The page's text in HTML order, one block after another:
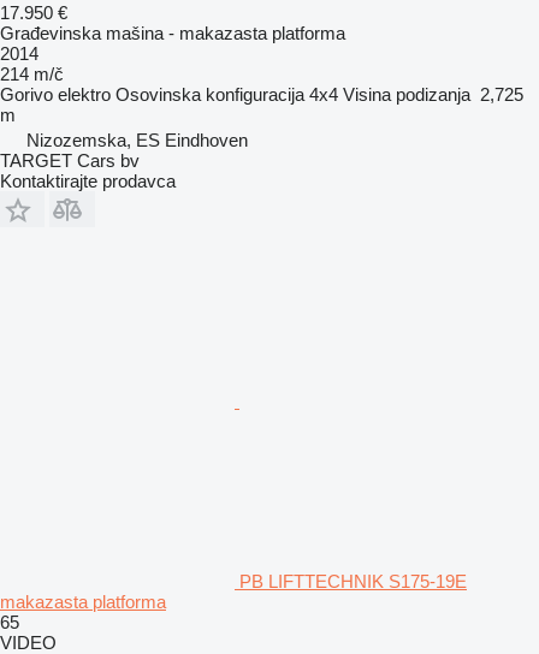
17.950 €
Građevinska mašina - makazasta platforma
2014
214 m/č
Gorivo elektro Osovinska konfiguracija 4x4 Visina podizanja 2,725
m
Nizozemska, ES Eindhoven
TARGET Cars bv
Kontaktirajte prodavca
PB LIFTTECHNIK S175-19E
makazasta platforma
65
VIDEO